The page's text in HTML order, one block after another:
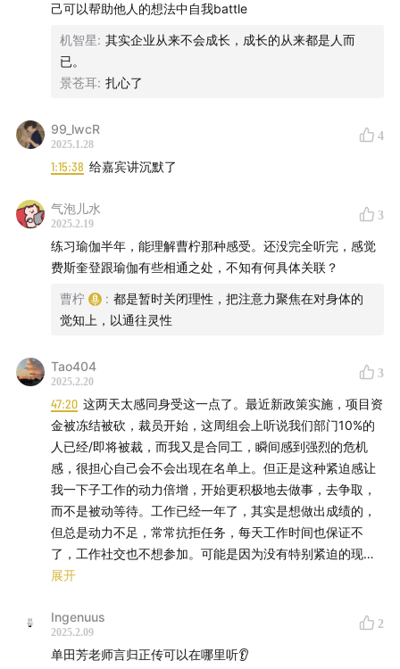
重读发现《悉达多》的革命性：深刻的怀疑论者如何
获得拯救
当代嬉皮士的生活是什么样的
95:12 身体是如何在过去的教育中被异化的
100:30语言暴力扼杀了含蓄中的想象力
104:10something bigger than yourself
110:20允许偶然随时影响你、引领你
费登奎斯方法的意外之用：学习之乐
【推荐书单】（加粗为重点推荐）
·关于觉醒与认知神经科学
米哈里·契克森米哈赖《心流：最优体验心理学》
Robert M. Sapolsky《Behave: The Biology of
Humans at Our Best and Worst 》
罗伯特·赖特《洞见：从科学到哲学，打开人类的认知真
森舸澜《无为：早期中国的概念隐喻与精神理想》
（Effortless Action: Wu-wei as Conceptual Metaphor
己可以帮助他人的想法中自我battle
机智星: 其实企业从来不会成长，成长的从来都是人而
已。
景苍耳: 扎心了
99_lwcR
2025.1.28
4
1:15:38 给嘉宾讲沉默了
气泡儿水
2025.2.19
3
练习瑜伽半年，能理解曹柠那种感受。还没完全听完，感觉
费斯奎登跟瑜伽有些相通之处，不知有何具体关联？
曹柠 : 都是暂时关闭理性，把注意力聚焦在对身体的
觉知上，以通往灵性
Tao404
2025.2.20
3
47:20 这两天太感同身受这一点了。最近新政策实施，项目资
金被冻结被砍，裁员开始，这周组会上听说我们部门10%的
人已经/即将被裁，而我又是合同工，瞬间感到强烈的危机
感，很担心自己会不会出现在名单上。但正是这种紧迫感让
我一下子工作的动力倍增，开始更积极地去做事，去争取，
而不是被动等待。工作已经一年了，其实是想做出成绩的，
但总是动力不足，常常抗拒任务，每天工作时间也保证不
了，工作社交也不想参加。可能是因为没有特别紧迫的现实
压力，我一直在犹豫和拖延，精力心安理地分散在各种事情
“如何做出独特的工作”等等。把这些想出来做出来好难好
难，于是自然而然地随后通过刷大量网络信息来拖延逃避。
而现在，这些探求突然变得不那么重要了。我就一心特别想
展开
Ingenuus
2025.2.09
2
单田芳老师言归正传可以在哪里听👂